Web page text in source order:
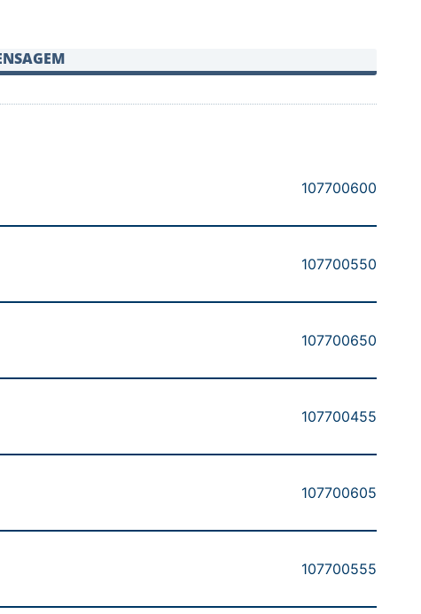
107700600
107700550
107700650
107700455
107700605
107700555